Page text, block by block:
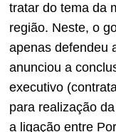
tratar do tema da
região. Neste, o
apenas defendeu
anunciou a
executivo
para realização
a ligação entre